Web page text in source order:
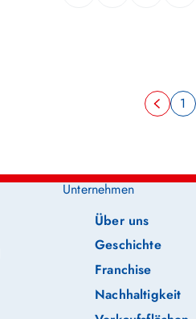
1
Unternehmen
Über uns
Geschichte
Franchise
Nachhaltigkeit